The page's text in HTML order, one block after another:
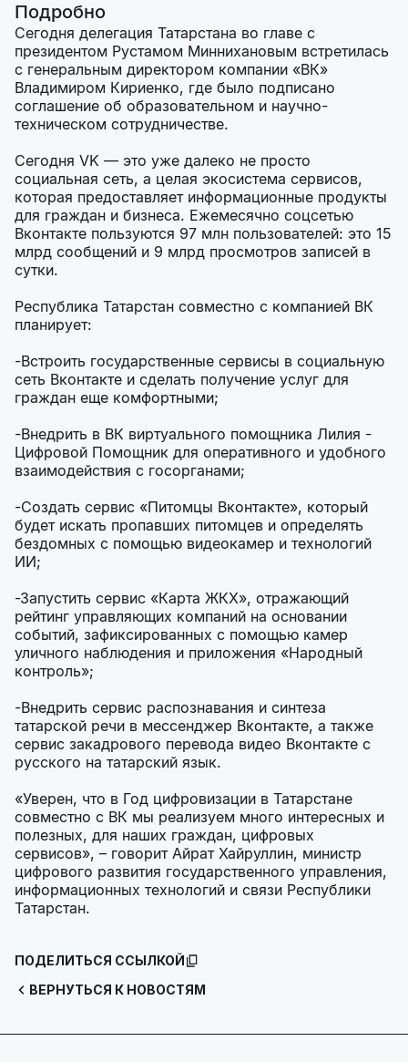
Подробно
Сегодня делегация Татарстана во главе с
президентом Рустамом Миннихановым встретилась
с генеральным директором компании «ВК»
Владимиром Кириенко, где было подписано
соглашение об образовательном и научно-
техническом сотрудничестве.
Сегодня VK — это уже далеко не просто
социальная сеть, а целая экосистема сервисов,
которая предоставляет информационные продукты
для граждан и бизнеса. Ежемесячно соцсетью
Вконтакте пользуются 97 млн пользователей: это 15
млрд сообщений и 9 млрд просмотров записей в
сутки.
Республика Татарстан совместно с компанией ВК
планирует:
-Встроить государственные сервисы в социальную
сеть Вконтакте и сделать получение услуг для
граждан еще комфортными;
-Внедрить в ВК виртуального помощника Лилия -
Цифровой Помощник для оперативного и удобного
взаимодействия с госорганами;
-Создать сервис «Питомцы Вконтакте», который
будет искать пропавших питомцев и определять
бездомных с помощью видеокамер и технологий
ИИ;
-Запустить сервис «Карта ЖКХ», отражающий
рейтинг управляющих компаний на основании
событий, зафиксированных с помощью камер
уличного наблюдения и приложения «Народный
контроль»;
-Внедрить сервис распознавания и синтеза
татарской речи в мессенджер Вконтакте, а также
сервис закадрового перевода видео Вконтакте с
русского на татарский язык.
«Уверен, что в Год цифровизации в Татарстане
совместно с ВК мы реализуем много интересных и
полезных, для наших граждан, цифровых
сервисов», – говорит Айрат Хайруллин, министр
цифрового развития государственного управления,
информационных технологий и связи Республики
Татарстан.
ВЕРНУТЬСЯ К НОВОСТЯМ
ПОДЕЛИТЬСЯ ССЫЛКОЙ